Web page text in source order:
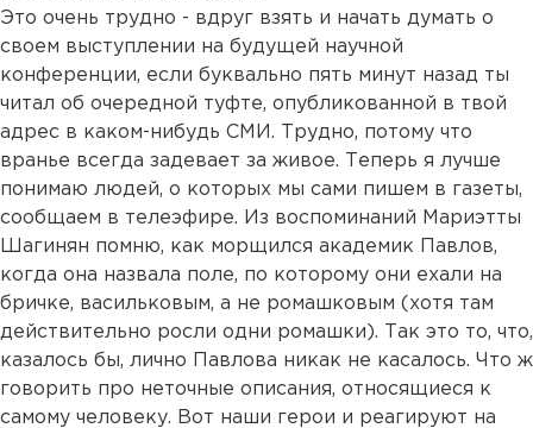
Это очень трудно - вдруг взять и начать думать о
своем выступлении на будущей научной
конференции, если буквально пять минут назад ты
читал об очередной туфте, опубликованной в твой
адрес в каком-нибудь СМИ. Трудно, потому что
вранье всегда задевает за живое. Теперь я лучше
понимаю людей, о которых мы сами пишем в газеты,
сообщаем в телеэфире. Из воспоминаний Мариэтты
Шагинян помню, как морщился академик Павлов,
когда она назвала поле, по которому они ехали на
бричке, васильковым, а не ромашковым (хотя там
действительно росли одни ромашки). Так это то, что,
казалось бы, лично Павлова никак не касалось. Что ж
говорить про неточные описания, относящиеся к
самому человеку. Вот наши герои и реагируют на